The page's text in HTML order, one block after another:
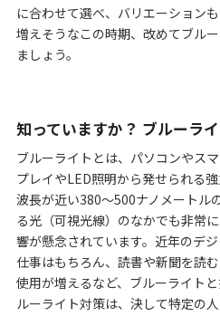
に合わせて選べ、バリエーション
増えそうなこの時期、改めてブル
ましょう。
知っていますか？ ブルーライ
ブルーライトとは、パソコンやス
プレイやLED照明から発せられる
波長が近い380〜500ナノメートル
る光（可視光線）のなかでも非常
響が懸念されています。近年のデ
仕事はもちろん、読書や新聞を読
使用が増えるなど、ブルーライト
ルーライト対策は、決して特定の